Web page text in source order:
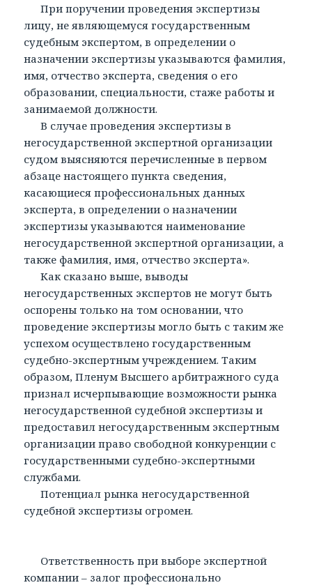
При поручении проведения экспертизы
лицу, не являющемуся государственным
судебным экспертом, в определении о
назначении экспертизы указываются фамилия,
имя, отчество эксперта, сведения о его
образовании, специальности, стаже работы и
занимаемой должности.
В случае проведения экспертизы в
негосударственной экспертной организации
судом выясняются перечисленные в первом
абзаце настоящего пункта сведения,
касающиеся профессиональных данных
эксперта, в определении о назначении
экспертизы указываются наименование
негосударственной экспертной организации, а
также фамилия, имя, отчество эксперта».
Как сказано выше, выводы
негосударственных экспертов не могут быть
оспорены только на том основании, что
проведение экспертизы могло быть с таким же
успехом осуществлено государственным
судебно-экспертным учреждением. Таким
образом, Пленум Высшего арбитражного суда
признал исчерпывающие возможности рынка
негосударственной судебной экспертизы и
предоставил негосударственным экспертным
организации право свободной конкуренции с
государственными судебно-экспертными
службами.
Потенциал рынка негосударственной
судебной экспертизы огромен.
Ответственность при выборе экспертной
компании – залог профессионально